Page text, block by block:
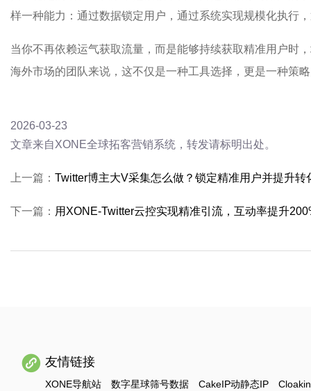
样一种能力：通过数据锁定用户，通过系统实现规模化执行
当你不再依赖运气获取流量，而是能够持续获取精准用户时
海外市场的团队来说，这不仅是一种工具选择，更是一种策
2026-03-23
文章来自XONE全球拓客营销系统，转发请标明出处。
上一篇： Twitter博主大V采集怎么做？锁定精准用户并提升转
下一篇： 用XONE-Twitter云控实现精准引流，互动率提升
友情链接
XONE导航站 数字星球筛号数据 CakeIP动静态IP